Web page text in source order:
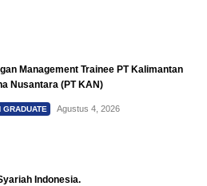
Management Trainee PT Kalimantan
Nusantara (PT KAN)
GRADUATE Agustus 4, 2026
Indonesia.